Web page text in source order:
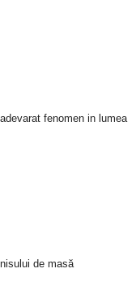
fenomen in lumea
de masă